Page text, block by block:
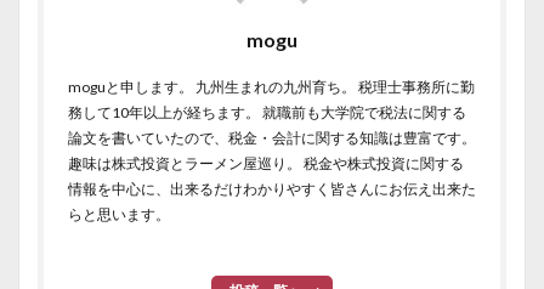
mogu
moguと申します。 九州生まれの九州育ち。 税理士事務所に勤
務して10年以上が経ちます。 就職前も大学院で税法に関する
論文を書いていたので、税金・会計に関する知識は豊富です。
趣味は株式投資とラーメン屋巡り。 税金や株式投資に関する
情報を中心に、出来るだけわかりやすく皆さんにお伝え出来た
らと思います。